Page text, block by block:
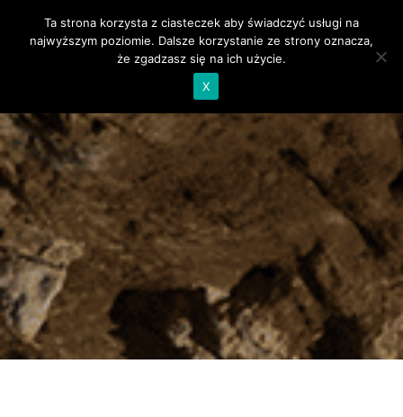
Ta strona korzysta z ciasteczek aby świadczyć usługi na
najwyższym poziomie. Dalsze korzystanie ze strony oznacza,
że zgadzasz się na ich użycie.
X